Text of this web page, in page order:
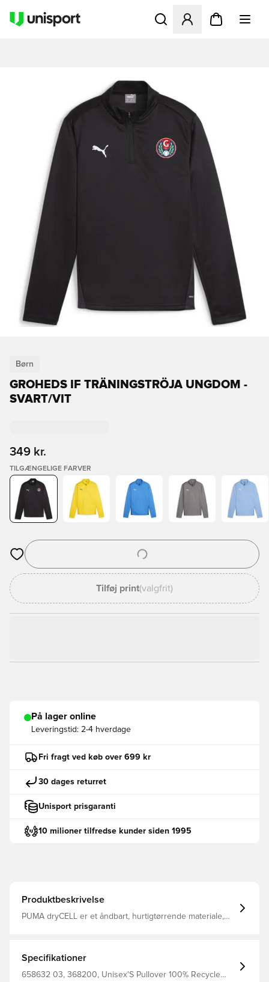
Åbner en Modal til at
Børn
GROHEDS IF TRÄNINGSTRÖJA UNGDOM -
SVART/VIT
349 kr.
TILGÆNGELIGE FARVER
Åbner en Modal til at logge ind eller tilmelde dig som medlem
Tilføj print(valgfrit)
På lager online
Leveringstid: 2-4 hverdage
Fri fragt ved køb over 699 kr
30 dages returret
Unisport prisgaranti
10 milioner tilfredse kunder siden 1995
Produktbeskrivelse
PUMA dryCELL er et åndbart, hurtigtørrende materiale,
Specifikationer
658632 03, 368200, Unisex'S Pullover 100% Recycle